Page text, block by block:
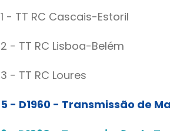
1 - TT RC Cascais-Estoril
2 - TT RC Lisboa-Belém
3 - TT RC Loures
5 - D1960 - Transmissão de